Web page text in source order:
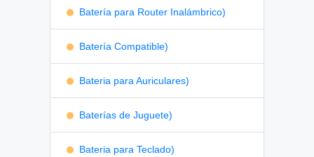
Batería para Router Inalámbrico)
Batería Compatible)
Bateria para Auriculares)
Baterías de Juguete)
Bateria para Teclado)